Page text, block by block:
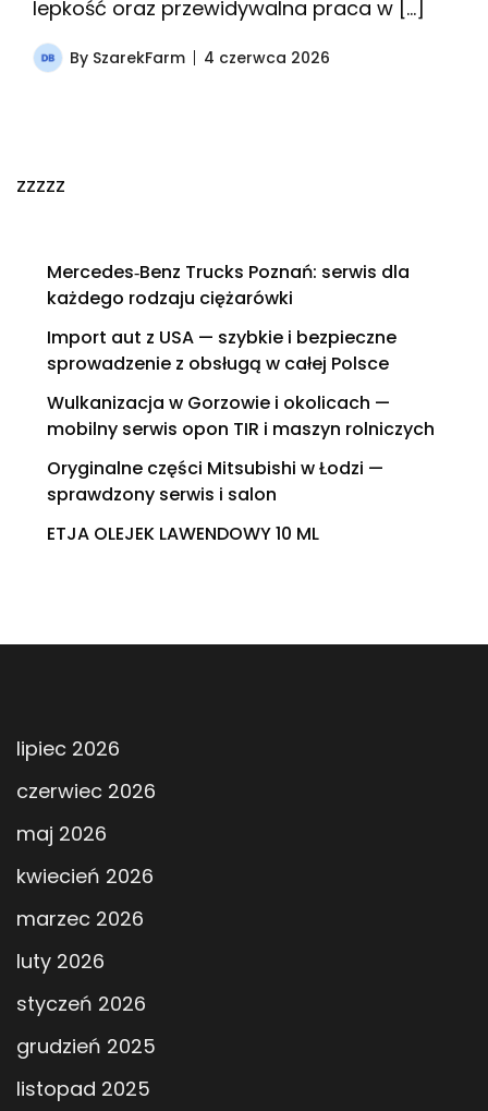
lepkość oraz przewidywalna praca w […]
By SzarekFarm 4 czerwca 2026
zzzzz
Mercedes‑Benz Trucks Poznań: serwis dla
każdego rodzaju ciężarówki
Import aut z USA — szybkie i bezpieczne
sprowadzenie z obsługą w całej Polsce
Wulkanizacja w Gorzowie i okolicach —
mobilny serwis opon TIR i maszyn rolniczych
Oryginalne części Mitsubishi w Łodzi —
sprawdzony serwis i salon
ETJA OLEJEK LAWENDOWY 10 ML
lipiec 2026
czerwiec 2026
maj 2026
kwiecień 2026
marzec 2026
luty 2026
styczeń 2026
grudzień 2025
listopad 2025